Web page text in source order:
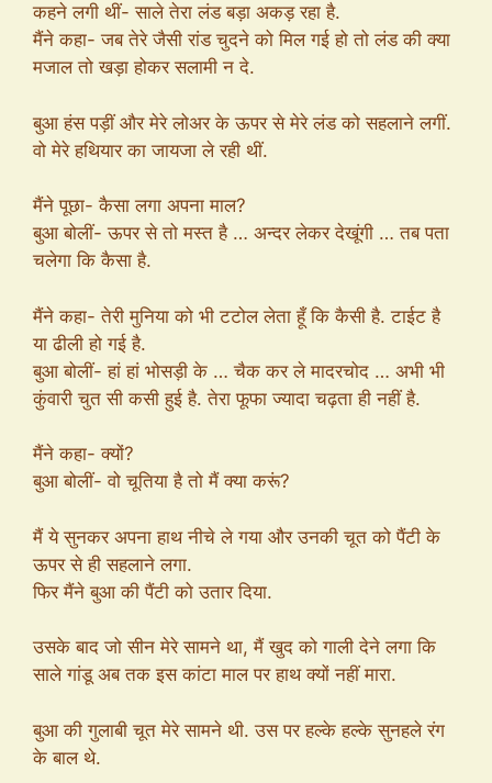
कहने लगी थीं- साले तेरा लंड बड़ा अकड़ रहा है.
मैंने कहा- जब तेरे जैसी रांड चुदने को मिल गई हो तो लंड की क्या
मजाल तो खड़ा होकर सलामी न दे.
बुआ हंस पड़ीं और मेरे लोअर के ऊपर से मेरे लंड को सहलाने लगीं.
वो मेरे हथियार का जायजा ले रही थीं.
मैंने पूछा- कैसा लगा अपना माल?
बुआ बोलीं- ऊपर से तो मस्त है … अन्दर लेकर देखूंगी … तब पता
चलेगा कि कैसा है.
मैंने कहा- तेरी मुनिया को भी टटोल लेता हूँ कि कैसी है. टाईट है
या ढीली हो गई है.
बुआ बोलीं- हां हां भोसड़ी के … चैक कर ले मादरचोद … अभी भी
कुंवारी चुत सी कसी हुई है. तेरा फूफा ज्यादा चढ़ता ही नहीं है.
मैंने कहा- क्यों?
बुआ बोलीं- वो चूतिया है तो मैं क्या करूं?
मैं ये सुनकर अपना हाथ नीचे ले गया और उनकी चूत को पैंटी के
ऊपर से ही सहलाने लगा.
फिर मैंने बुआ की पैंटी को उतार दिया.
उसके बाद जो सीन मेरे सामने था, मैं खुद को गाली देने लगा कि
साले गांडू अब तक इस कांटा माल पर हाथ क्यों नहीं मारा.
बुआ की गुलाबी चूत मेरे सामने थी. उस पर हल्के हल्के सुनहले रंग
के बाल थे.